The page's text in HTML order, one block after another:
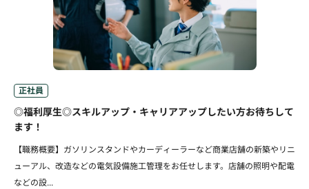
正社員
◎福利厚生◎スキルアップ・キャリアアップしたい方お待ちして
ます！
【職務概要】ガソリンスタンドやカーディーラーなど商業店舗の新築やリニ
ューアル、改造などの電気設備施工管理をお任せします。店舗の照明や配電
などの設...